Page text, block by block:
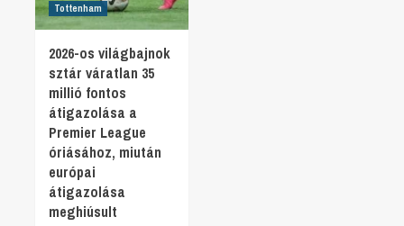
Tottenham
2026-os világbajnok
sztár váratlan 35
millió fontos
átigazolása a
Premier League
óriásához, miután
európai
átigazolása
meghiúsult